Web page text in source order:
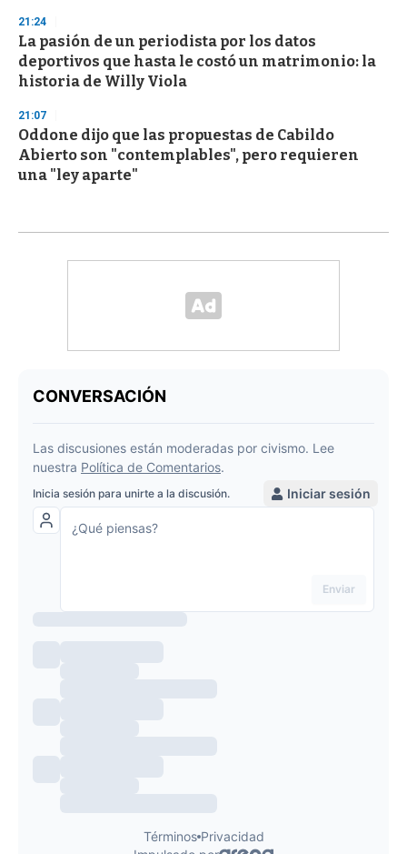
21:24
La pasión de un periodista por los datos
deportivos que hasta le costó un matrimonio: la
historia de Willy Viola
21:07
Oddone dijo que las propuestas de Cabildo
Abierto son "contemplables", pero requieren
una "ley aparte"